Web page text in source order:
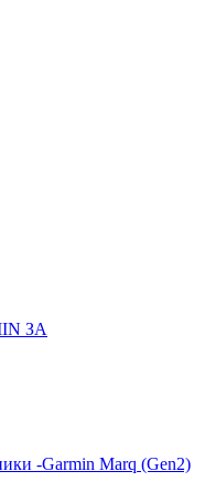
ЗА
-Garmin Marq (Gen2)